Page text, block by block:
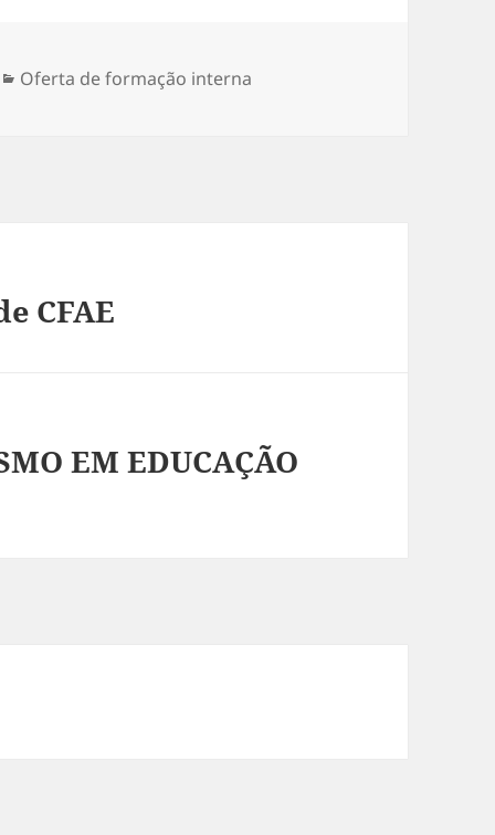
Categorias
Oferta de formação interna
CFAE
EM EDUCAÇÃO